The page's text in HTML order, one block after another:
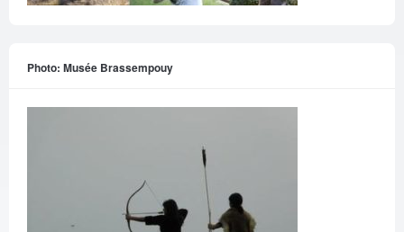
Photo: Musée Brassempouy